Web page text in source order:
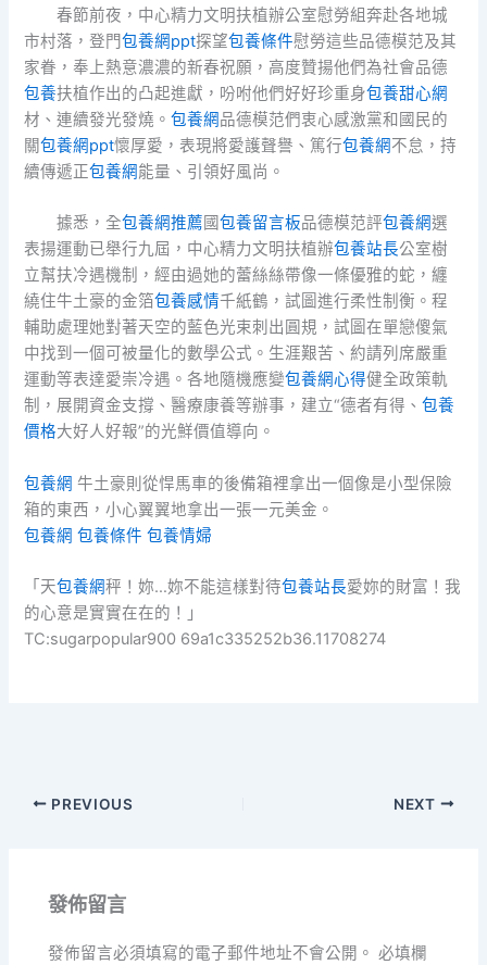
春節前夜，中心精力文明扶植辦公室慰勞組奔赴各地城
市村落，登門包養網ppt探望包養條件慰勞這些品德模范及其
家眷，奉上熱意濃濃的新春祝願，高度贊揚他們為社會品德
包養扶植作出的凸起進獻，吩咐他們好好珍重身包養甜心網
材、連續發光發燒。包養網品德模范們衷心感激黨和國民的
關包養網ppt懷厚愛，表現將愛護聲譽、篤行包養網不怠，持
續傳遞正包養網能量、引領好風尚。
據悉，全包養網推薦國包養留言板品德模范評包養網選
表揚運動已舉行九屆，中心精力文明扶植辦包養站長公室樹
立幫扶冷遇機制，經由過她的蕾絲絲帶像一條優雅的蛇，纏
繞住牛土豪的金箔包養感情千紙鶴，試圖進行柔性制衡。程
輔助處理她對著天空的藍色光束刺出圓規，試圖在單戀傻氣
中找到一個可被量化的數學公式。生涯艱苦、約請列席嚴重
運動等表達愛崇冷遇。各地隨機應變包養網心得健全政策軌
制，展開資金支撐、醫療康養等辦事，建立“德者有得、包養
價格大好人好報”的光鮮價值導向。
包養網 牛土豪則從悍馬車的後備箱裡拿出一個像是小型保險
箱的東西，小心翼翼地拿出一張一元美金。
包養網 包養條件 包養情婦
「天包養網秤！妳…妳不能這樣對待包養站長愛妳的財富！我
的心意是實實在在的！」
TC:sugarpopular900 69a1c335252b36.11708274
PREVIOUS NEXT
發佈留言
發佈留言必須填寫的電子郵件地址不會公開。 必填欄